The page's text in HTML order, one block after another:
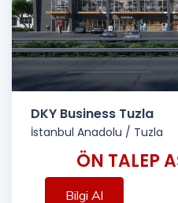
DKY Business Tuzla
İstanbul Anadolu / Tuzla
ÖN TALEP
Bilgi Al